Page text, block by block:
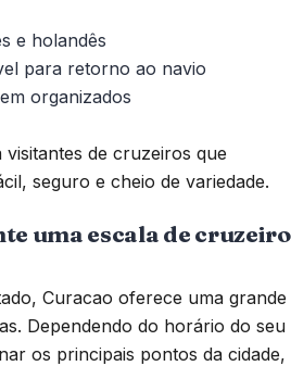
e holandês
para retorno ao navio
organizados
de cruzeiros que
seguro e cheio de variedade.
uma escala de cruzeiro
Curacao oferece uma grande
Dependendo do horário do seu
os principais pontos da cidade,